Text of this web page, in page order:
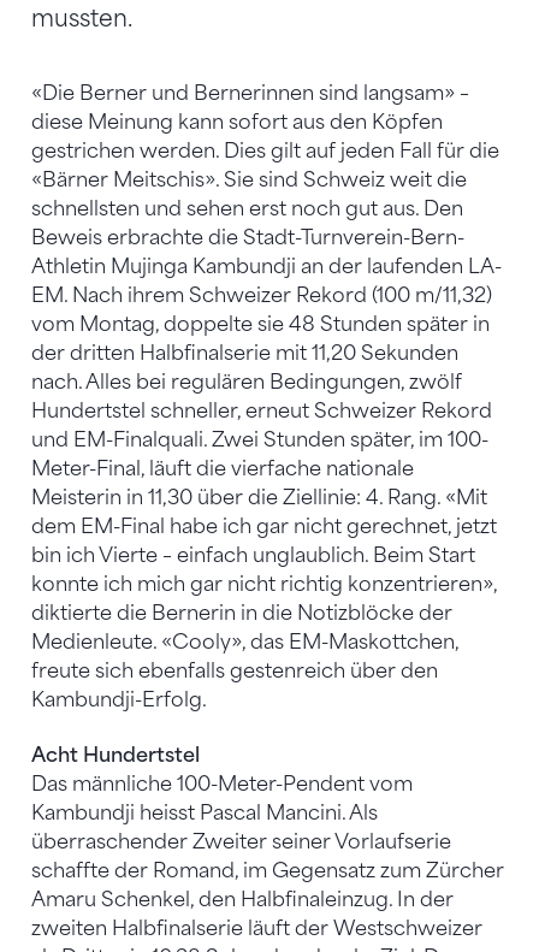
mussten.
«Die Berner und Bernerinnen sind langsam» –
diese Meinung kann sofort aus den Köpfen
gestrichen werden. Dies gilt auf jeden Fall für die
«Bärner Meitschis». Sie sind Schweiz weit die
schnellsten und sehen erst noch gut aus. Den
Beweis erbrachte die Stadt-Turnverein-Bern-
Athletin Mujinga Kambundji an der laufenden LA-
EM. Nach ihrem Schweizer Rekord (100 m/11,32)
vom Montag, doppelte sie 48 Stunden später in
der dritten Halbfinalserie mit 11,20 Sekunden
nach. Alles bei regulären Bedingungen, zwölf
Hundertstel schneller, erneut Schweizer Rekord
und EM-Finalquali. Zwei Stunden später, im 100-
Meter-Final, läuft die vierfache nationale
Meisterin in 11,30 über die Ziellinie: 4. Rang. «Mit
dem EM-Final habe ich gar nicht gerechnet, jetzt
bin ich Vierte – einfach unglaublich. Beim Start
konnte ich mich gar nicht richtig konzentrieren»,
diktierte die Bernerin in die Notizblöcke der
Medienleute. «Cooly», das EM-Maskottchen,
freute sich ebenfalls gestenreich über den
Kambundji-Erfolg.
Acht Hundertstel
Das männliche 100-Meter-Pendent vom
Kambundji heisst Pascal Mancini. Als
überraschender Zweiter seiner Vorlaufserie
schaffte der Romand, im Gegensatz zum Zürcher
Amaru Schenkel, den Halbfinaleinzug. In der
zweiten Halbfinalserie läuft der Westschweizer